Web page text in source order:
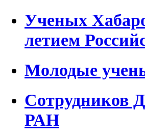
Ученых
летием
Молодые
Сотрудников
РАН